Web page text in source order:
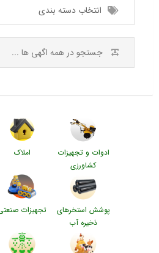
انتخاب دسته بندی
ادوات و تجهیزات
کشاورزی
املاک
پوشش استخرهای
ذخیره آب
تجهیزات صنعتی